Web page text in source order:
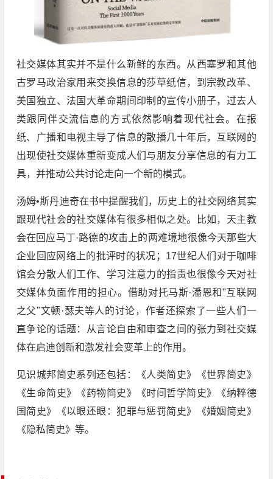
社交媒体其实并不是什么新鲜的东西。从西塞罗和其他
古罗马政治家用来交换信息的莎草纸信，到宗教改革、
美国独立、法国大革命期间印制的宣传小册子，过去人
类跟同伴交流信息的方式依然影响着现代社会。在报
纸、广播和电视主导了信息的散播几十年后，互联网的
出现使社交媒体重新变成人们与朋友分享信息的有力工
具，并推动公共讨论走向一个新的模式。
汤姆•斯丹迪奇在书中提醒我们，历史上的社交网络其实
跟现代社会的社交媒体有很多相似之处。比如，天主教
会在回应马丁·路德的攻击上的两难境地很像今天那些大
企业回应网络上的批评时的状况；17世纪人们对于咖啡
馆会分散人们工作、学习注意力的指责也很像今天对社
交媒体负面作用的担心。借助对托马斯·潘恩和"互联网
之父"文顿·瑟夫等人的讨论，作者还探索了一些人们一
直争论的话题：从言论自由和审查之间的张力到社交媒
体在启迪创新和激发社会变革上的作用。
见识城邦简史系列还包括：《人类简史》《世界简史》
《生命简史》《药物简史》《时间哲学简史》《纳粹德
国简史》《以眼还眼：犯罪与惩罚简史》《婚姻简史》
《隐私简史》等。